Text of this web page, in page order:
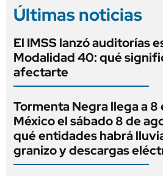
Últimas noticias
El IMSS lanzó auditorías
Modalidad 40: qué
afectarte
Tormenta Negra llega a 8
México el sábado 8 de
qué entidades habrá
granizo y descargas